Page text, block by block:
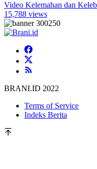
Video Kelemahan dan
15,788 views
BRANI.ID 2022
Terms of Service
Indeks Berita